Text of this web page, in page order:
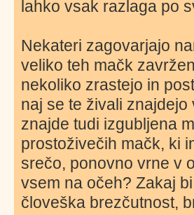
lahko vsak razlaga po
Nekateri zagovarjajo
veliko teh mačk
nekoliko zrastejo in
naj se te živali
znajde tudi izgubljena
prostoživečih mačk, ki
srečo, ponovno vrne v
vsem na očeh? Zakaj
človeška brezčutnost,